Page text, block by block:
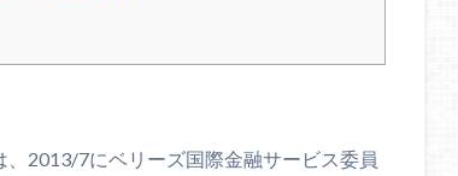
2013/7にベリーズ国際金融サービス委員